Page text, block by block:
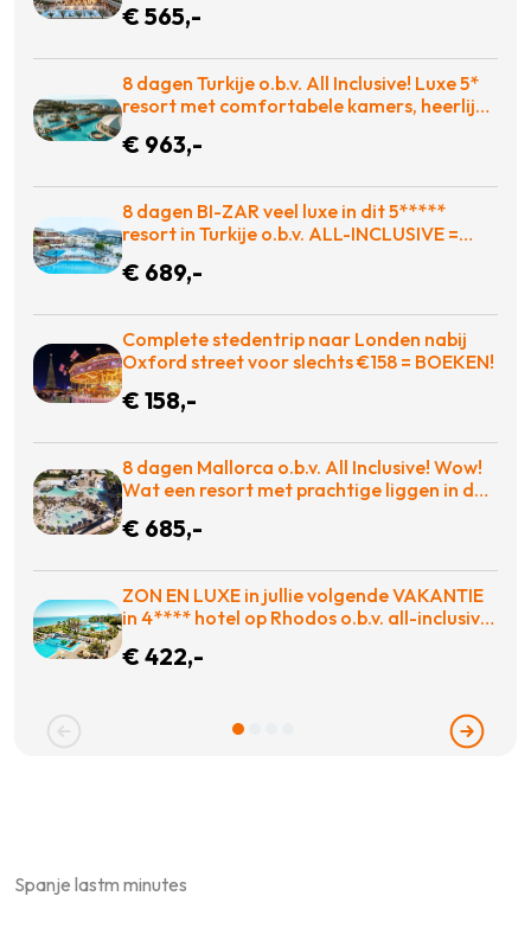
€565 p.p. = BOEKEN
€ 565,-
8 dagen Turkije o.b.v. All Inclusive! Luxe 5*
resort met comfortabele kamers, heerlijk
€ 963,-
8 dagen BI-ZAR veel luxe in dit 5*****
resort in Turkije o.b.v. ALL-INCLUSIVE =
€ 689,-
Complete stedentrip naar Londen nabij
Oxford street voor slechts €158 = BOEKEN!
€ 158,-
8 dagen Mallorca o.b.v. All Inclusive! Wow!
Wat een resort met prachtige liggen in de
WAUW
€ 685,-
ZON EN LUXE in jullie volgende VAKANTIE
in 4**** hotel op Rhodos o.b.v. all-inclusive
€ 422,-
Spanje lastm minutes